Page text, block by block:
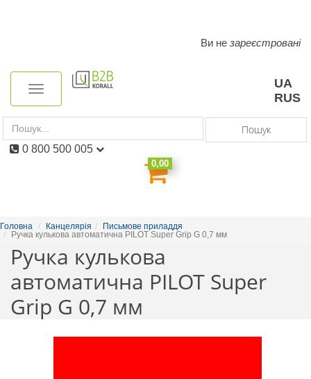
navigation
Toggle
UA
RUS
Пошук
0,00
Ви не зареєстровані
0 800 500 005
Головна Канцелярія
Письмове приладдя
Ручка кулькова автоматична PILOT Super Grip G 0,7 мм
Ручка кулькова
автоматична PILOT Super
Grip G 0,7 мм